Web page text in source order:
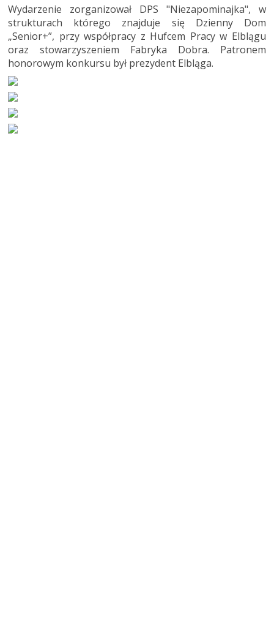
Wydarzenie zorganizował DPS "Niezapominajka", w
strukturach którego znajduje się Dzienny Dom
„Senior+”, przy współpracy z Hufcem Pracy w Elblągu
oraz stowarzyszeniem Fabryka Dobra. Patronem
honorowym konkursu był prezydent Elbląga.